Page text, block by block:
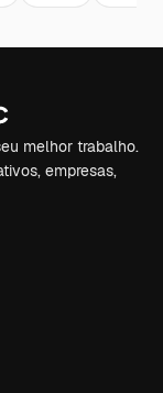
melhor trabalho.
empresas,